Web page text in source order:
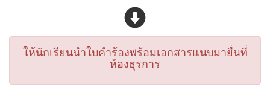
ให้นักเรียนนำใบคำร้องพร้อมเอกสารแนบมายื่นที่
ห้องธุรการ